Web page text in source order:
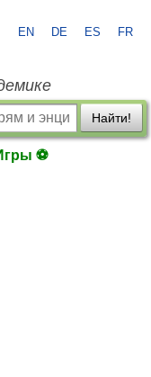
EN DE ES FR
Найти!
⚽